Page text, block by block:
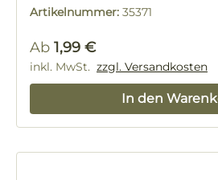
Artikelnummer: 35371
Regulärer Preis:
Ab 1,99 €
inkl. MwSt. zzgl. Versandkosten
In den